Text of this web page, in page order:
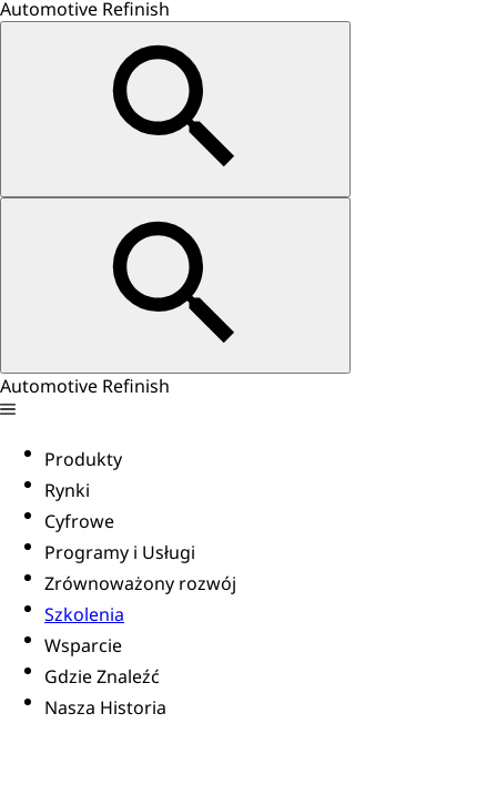
Automotive Refinish
Automotive Refinish
Produkty
Rynki
Cyfrowe
Programy i Usługi
Zrównoważony rozwój
Szkolenia
Wsparcie
Gdzie Znaleźć
Nasza Historia